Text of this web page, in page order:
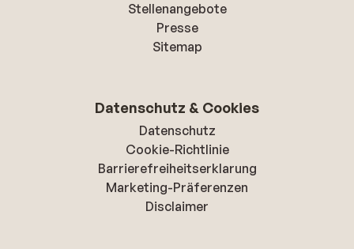
Stellenangebote
Presse
Sitemap
Datenschutz & Cookies
Datenschutz
Cookie-Richtlinie
Barrierefreiheitserklarung
Marketing-Präferenzen
Disclaimer